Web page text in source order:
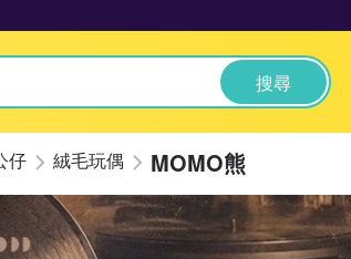
搜尋
仔 絨毛玩偶 MOMO熊